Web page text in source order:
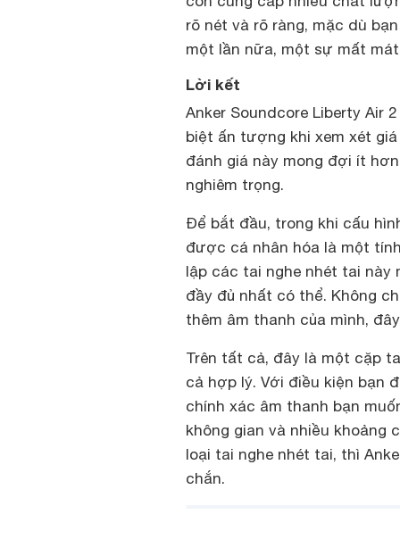
rõ nét và rõ ràng, mặc dù
một lần nữa, một sự mất
Lời kết
Anker Soundcore Liberty Air
biệt ấn tượng khi xem xét
đánh giá này mong đợi ít
nghiêm trọng.
Để bắt đầu, trong khi cấu
được cá nhân hóa là một
lập các tai nghe nhét tai này
đầy đủ nhất có thể. Không
thêm âm thanh của mình,
Trên tất cả, đây là một cặp
cả hợp lý. Với điều kiện bạn
chính xác âm thanh bạn
không gian và nhiều khoảng
loại tai nghe nhét tai, thì
chắn.